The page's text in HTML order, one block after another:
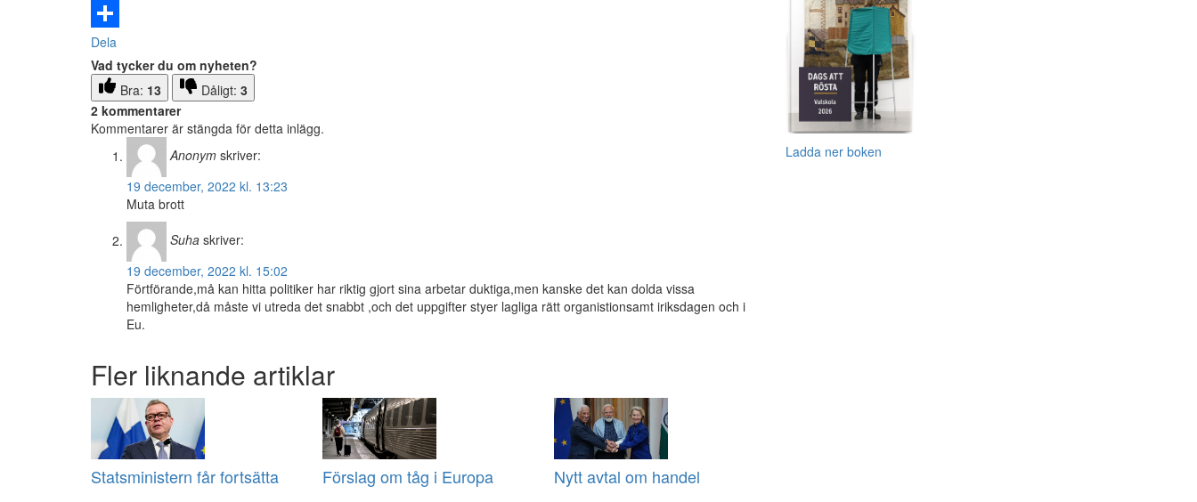
Email
Dela
Vad tycker du om nyheten?
Bra: 13 Dåligt: 3
2 kommentarer
Kommentarer är stängda för detta inlägg.
Anonym skriver:
19 december, 2022 kl. 13:23
Muta brott
Suha skriver:
19 december, 2022 kl. 15:02
Förtförande,må kan hitta politiker har riktig gjort sina arbetar duktiga,men kanske det kan dolda vissa
hemligheter,då måste vi utreda det snabbt ,och det uppgifter styer lagliga rätt organistionsamt iriksdagen och i
Eu.
Fler liknande artiklar
Statsministern får fortsätta Förslag om tåg i Europa Nytt avtal om handel
Ladda ner boken